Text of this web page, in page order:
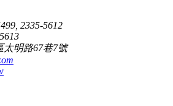
2335-5612
太明路67巷7號